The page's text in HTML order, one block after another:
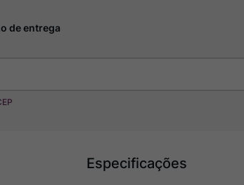
Especificações